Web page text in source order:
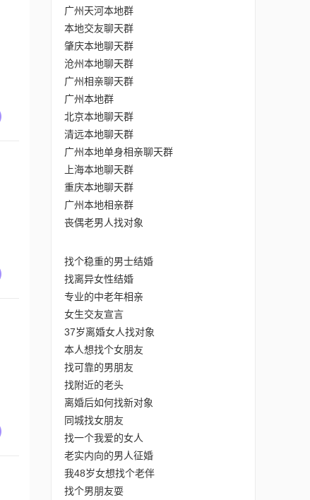
广州天河本地群
本地交友聊天群
肇庆本地聊天群
沧州本地聊天群
广州相亲聊天群
广州本地群
北京本地聊天群
清远本地聊天群
广州本地单身相亲聊天群
上海本地聊天群
重庆本地聊天群
广州本地相亲群
丧偶老男人找对象
找个稳重的男士结婚
找离异女性结婚
专业的中老年相亲
女生交友宣言
37岁离婚女人找对象
本人想找个女朋友
找可靠的男朋友
找附近的老头
离婚后如何找新对象
同城找女朋友
找一个我爱的女人
老实内向的男人征婚
我48岁女想找个老伴
找个男朋友耍